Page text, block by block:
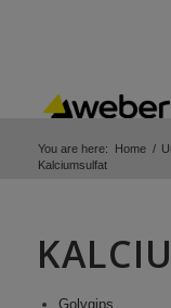
You are here: Home /
Kalciumsulfat
Golvgips